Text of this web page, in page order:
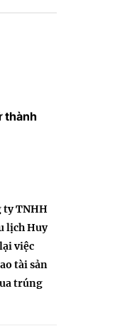
thành
ty TNHH
lịch Huy
việc
tài sản
trúng